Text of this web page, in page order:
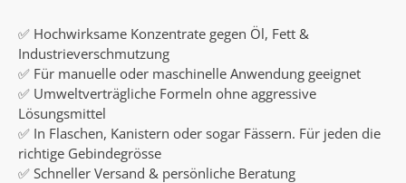
✅ Hochwirksame Konzentrate gegen Öl, Fett &
Industrieverschmutzung
✅ Für manuelle oder maschinelle Anwendung geeignet
✅ Umweltverträgliche Formeln ohne aggressive
Lösungsmittel
✅ In Flaschen, Kanistern oder sogar Fässern. Für jeden die
richtige Gebindegrösse
✅ Schneller Versand & persönliche Beratung